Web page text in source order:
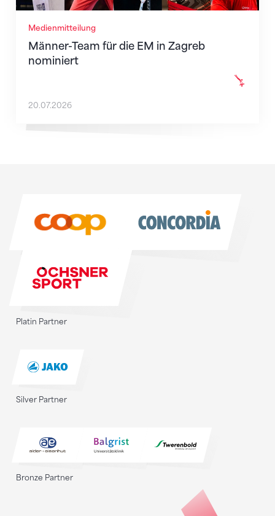
Medienmitteilung
Männer-Team für die EM in Zagreb
nominiert
20.07.2026
Platin Partner
Silver Partner
Bronze Partner